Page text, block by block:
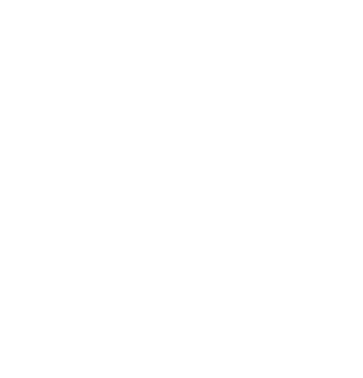
"Herr Hess hat